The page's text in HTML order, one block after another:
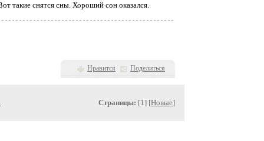
такие снятся сны. Хороший сон оказался.
Нравится Поделиться
Страницы: [1] [Новые]